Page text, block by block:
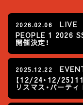
2026.02.06
LIVE
PEOPLE 1 2026
開催決定！
2025.12.22
【12/24・12/25】
リスマス・パーテ